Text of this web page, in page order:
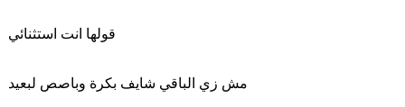
قولها انت استثنائي
مش زي الباقي شايف بكرة وباصص لبعيد